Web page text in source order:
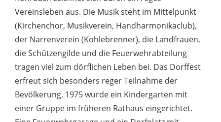
Vereinsleben aus. Die Musik steht im Mittelpunkt
(Kirchenchor, Musikverein, Handharmonikaclub),
der Narrenverein (Kohlebrenner), die Landfrauen,
die Schützengilde und die Feuerwehrabteilung
tragen viel zum dörflichen Leben bei. Das Dorffest
erfreut sich besonders reger Teilnahme der
Bevölkerung. 1975 wurde ein Kindergarten mit
einer Gruppe im früheren Rathaus eingerichtet.